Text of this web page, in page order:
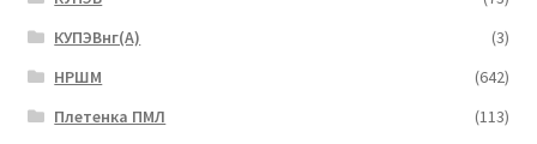
КУПЭВнг(А)
(3)
НРШМ
(642)
Плетенка ПМЛ
(113)